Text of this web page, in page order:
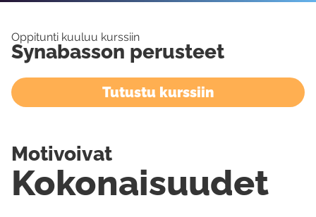
Oppitunti kuuluu kurssiin
Synabasson perusteet
Tutustu kurssiin
Kokonaisuudet
Motivoivat